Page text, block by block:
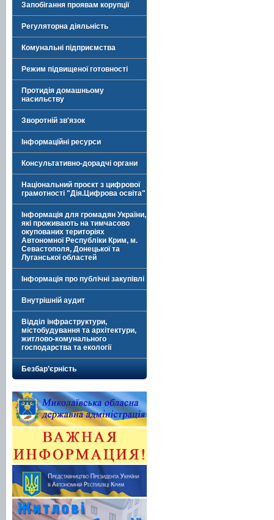
Запобігання проявам корупції
Регуляторна діяльність
Комунальні підприємства
Режим підвищеної готовності
Протидія домашньому
насильству
Зворотній зв'язок
Інформаційні ресурси
Консультативно-дорадчі органи
Національний проєкт з цифрової
грамотності "Дія.Цифрова освіта"
Інформація для громадян України,
які проживають на тимчасово
окупованих територіях
Автономної Республіки Крим, м.
Севастополя, Донецької та
Луганської областей
Інформація про публічні закупівлі
Внутрішній аудит
Відділ інфраструктури,
містобудування та архітектури,
житлово-комунального
господарства та екології
Безбар’єрність